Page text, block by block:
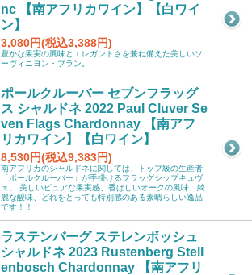
nc 【南アフリカワイン】【白ワイ
ン】
3,080円(税込3,388円)
豊かな果実の風味とエレガントさを兼ね備えた美しいソ
ーヴィニヨン・ブラン。
ポールクルーバー セブンフラッグ
ス シャルドネ 2022 Paul Cluver Se
ven Flags Chardonnay 【南アフ
リカワイン】【白ワイン】
8,530円(税込9,383円)
南アフリカのシャルドネに関しては、トップ級の生産者
「ポールクルーバー」が手掛けるフラッグシップキュヴ
ェ。 美しいピュアな果実感、香ばしいオークの風味、綺
麗な酸味、どれをとっても特別感のある素晴らしい逸品
です！！
ラステンバーグ ステレンボッシュ
シャルドネ 2023 Rustenberg Stell
enbosch Chardonnay 【南アフリ